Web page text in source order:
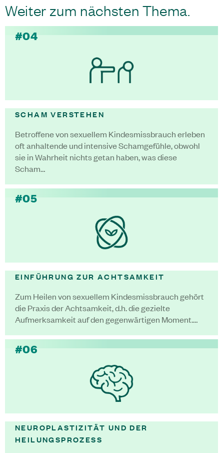
Weiter zum nächsten Thema.
#04
SCHAM VERSTEHEN
Betroffene von sexuellem Kindesmissbrauch erleben
oft anhaltende und intensive Schamgefühle, obwohl
sie in Wahrheit nichts getan haben, was diese
Scham…
#05
EINFÜHRUNG ZUR ACHTSAMKEIT
Zum Heilen von sexuellem Kindesmissbrauch gehört
die Praxis der Achtsamkeit, d.h. die gezielte
Aufmerksamkeit auf den gegenwärtigen Moment.…
#06
NEUROPLASTIZITÄT UND DER
HEILUNGSPROZESS